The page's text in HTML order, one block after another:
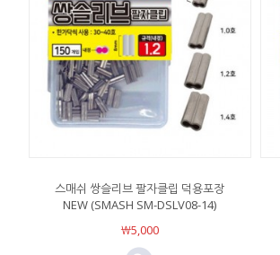
스매쉬 쌍슬리브 팔자클립 덕용포장
NEW (SMASH SM-DSLV08-14)
￦5,000